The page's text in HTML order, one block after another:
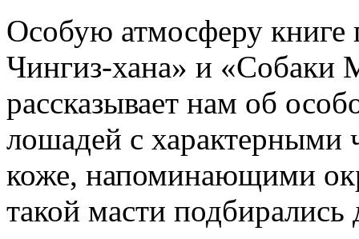
Особую атмосферу
Чингиз-хана» и «Собаки
рассказывает нам об
лошадей с характерными
коже, напоминающими
такой масти